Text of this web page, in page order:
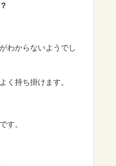
わからないようでし
く持ち掛けます。
す。